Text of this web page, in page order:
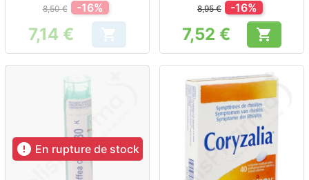
8,50 € -16%
7,14 € 
8,95 € -16%
Prix
7,52 € 
 En rupture de stock